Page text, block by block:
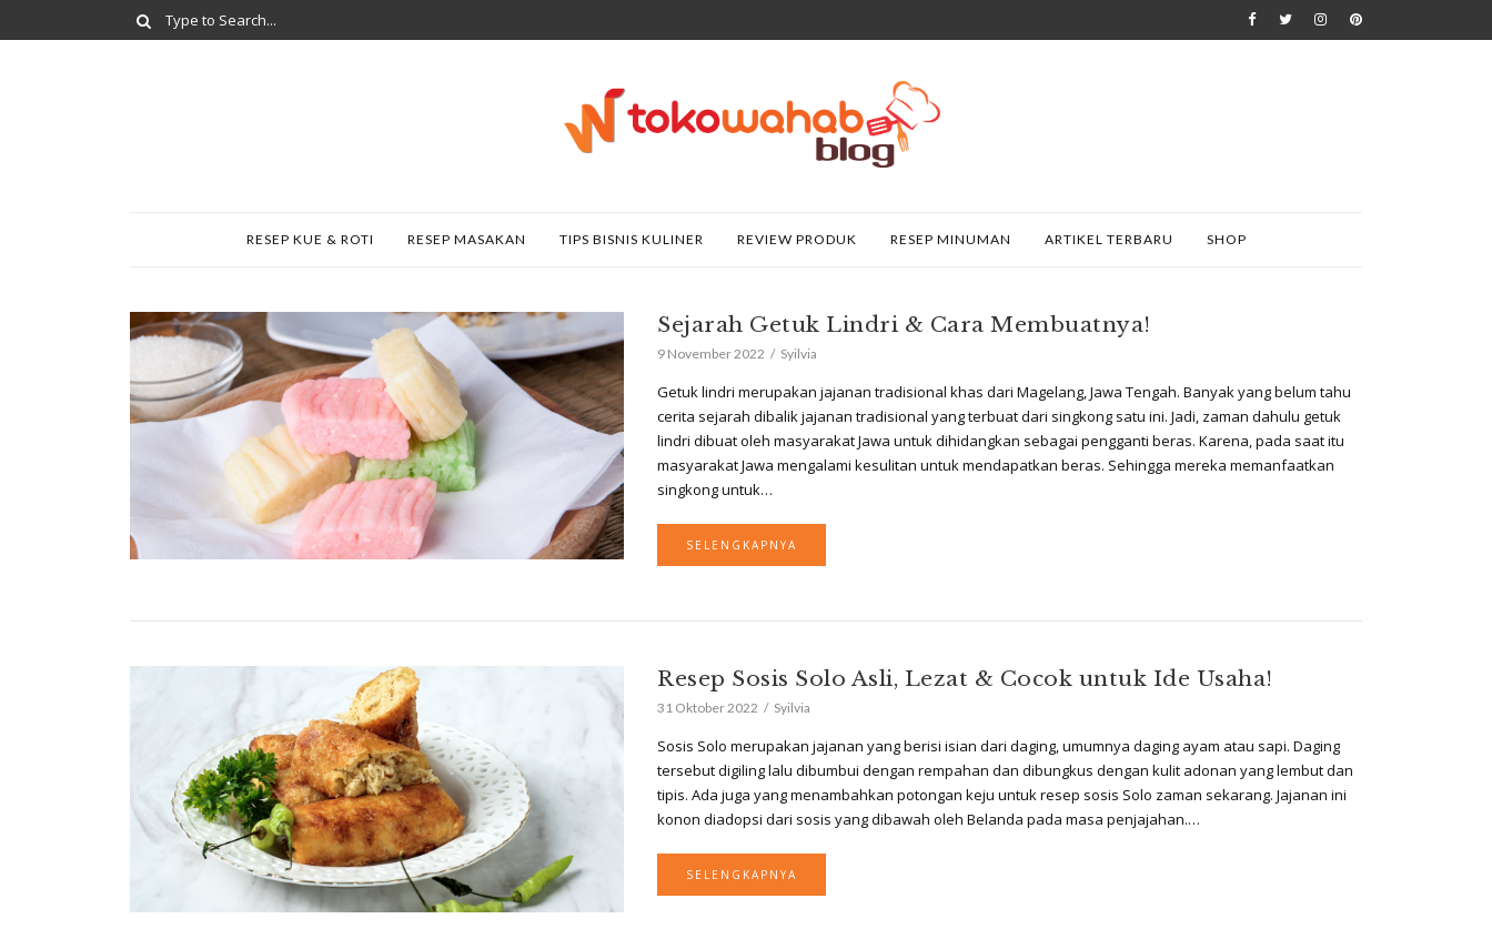
RESEP KUE & ROTI RESEP MASAKAN TIPS BISNIS KULINER REVIEW PRODUK RESEP MINUMAN ARTIKEL TERBARU SHOP
Sejarah Getuk Lindri & Cara Membuatnya!
9 November 2022 Syilvia
Getuk lindri merupakan jajanan tradisional khas dari Magelang, Jawa Tengah. Banyak yang belum tahu
cerita sejarah dibalik jajanan tradisional yang terbuat dari singkong satu ini. Jadi, zaman dahulu getuk
lindri dibuat oleh masyarakat Jawa untuk dihidangkan sebagai pengganti beras. Karena, pada saat itu
masyarakat Jawa mengalami kesulitan untuk mendapatkan beras. Sehingga mereka memanfaatkan
singkong untuk…
SELENGKAPNYA
Resep Sosis Solo Asli, Lezat & Cocok untuk Ide Usaha!
31 Oktober 2022 Syilvia
Sosis Solo merupakan jajanan yang berisi isian dari daging, umumnya daging ayam atau sapi. Daging
tersebut digiling lalu dibumbui dengan rempahan dan dibungkus dengan kulit adonan yang lembut dan
tipis. Ada juga yang menambahkan potongan keju untuk resep sosis Solo zaman sekarang. Jajanan ini
konon diadopsi dari sosis yang dibawah oleh Belanda pada masa penjajahan.…
SELENGKAPNYA